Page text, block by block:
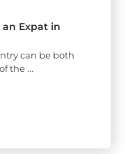
an Expat in
can be both
the ...